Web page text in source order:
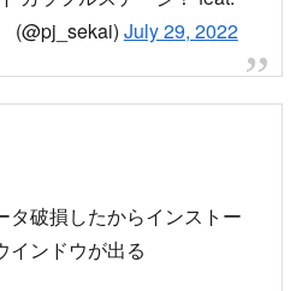
カラフルステージ！ feat.
(@pj_sekai)July 29, 2022
破損したからインストー